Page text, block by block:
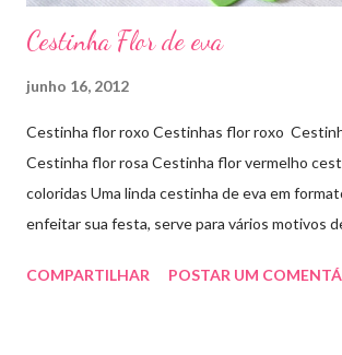
Cestinha Flor de eva
junho 16, 2012
Cestinha flor roxo Cestinhas flor roxo
Cestinha flor rosa Cestinha flor vermelho
coloridas Uma linda cestinha de eva em
enfeitar sua festa, serve para vários motivos
artesmania1@hotmail.com
COMPARTILHAR POSTAR UM